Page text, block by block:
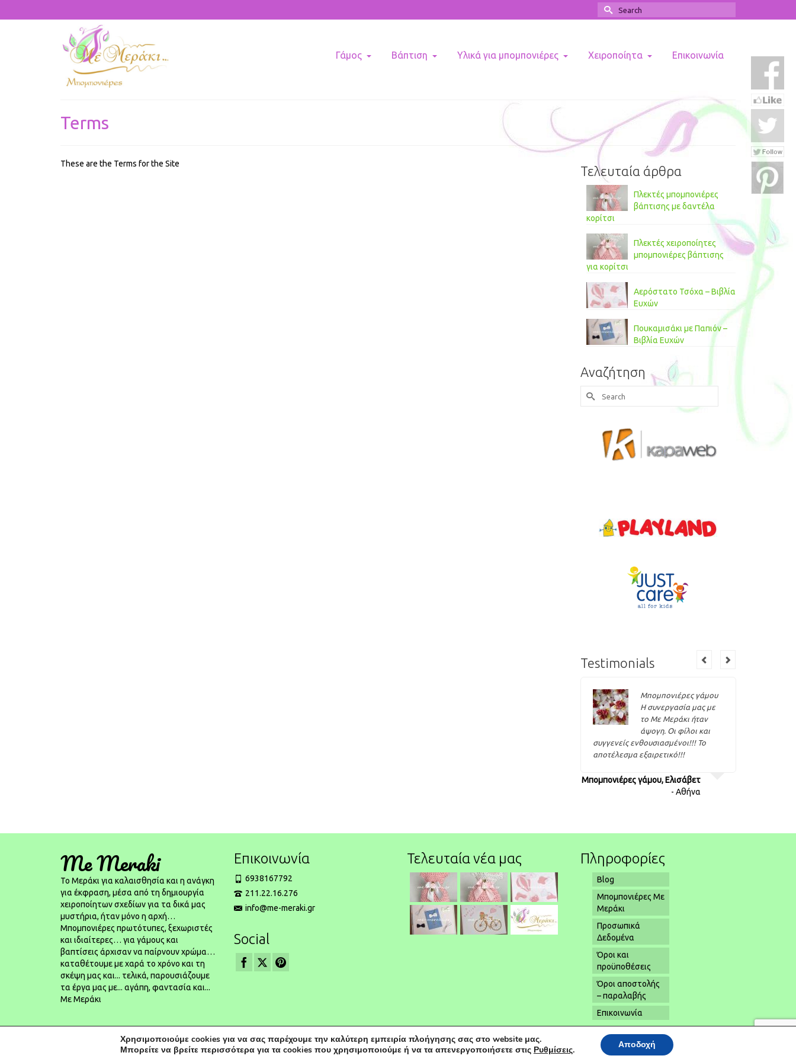
Search
for:
Γάμος Βάπτιση Υλικά για μπομπονιέρες Χειροποίητα Επικοινωνία
Terms
These are the Terms for the Site Τελευταία άρθρα
Πλεκτές μπομπονιέρες
βάπτισης με δαντέλα
κορίτσι
Πλεκτές χειροποίητες
μπομπονιέρες βάπτισης
για κορίτσι
Αερόστατο Τσόχα – Βιβλία
Ευχών
Πουκαμισάκι με Παπιόν –
Βιβλία Ευχών
Αναζήτηση
Search
Testimonials
Μπομπονιέρες γάμου
Η συνεργασία μας με
το Με Μεράκι ήταν
άψογη. Οι φίλοι και
συγγενείς ενθουσιασμένοι!!! Το
αποτέλεσμα εξαιρετικό!!!
Μπομπονιέρες γάμου, Ελισάβετ
- Αθήνα
Me Meraki
To Μεράκι για καλαισθησία και η ανάγκη
για έκφραση, μέσα από τη δημιουργία
χειροποίητων σχεδίων για τα δικά μας
μυστήρια, ήταν μόνο η αρχή…
Μπομπονιέρες πρωτότυπες, ξεχωριστές
και ιδιαίτερες… για γάμους και
βαπτίσεις άρχισαν να παίρνουν χρώμα…
καταθέτουμε με χαρά το χρόνο και τη
σκέψη μας και... τελικά, παρουσιάζουμε
τα έργα μας με... αγάπη, φαντασία και...
Με Μεράκι
Επικοινωνία
6938167792
211.22.16.276
info@me-meraki.gr
Social
Τελευταία νέα μας Πληροφορίες
Blog
Μπομπονιέρες Με
Μεράκι
Προσωπικά
Δεδομένα
Όροι και
προϋποθέσεις
Όροι αποστολής
– παραλαβής
Επικοινωνία
© 2026 Μπομπονιέρες Γάμου | Μπομπονιέρες Βάπτισης - Powered bykapaweb
Χρησιμοποιούμε cookies για να σας παρέχουμε την καλύτερη εμπειρία πλοήγησης σας στο website μας.
Μπορείτε να βρείτε περισσότερα για τα cookies που χρησιμοποιούμε ή να τα απενεργοποιήσετε στις Ρυθμίσεις. Αποδοχή